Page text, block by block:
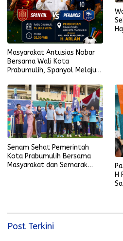
Masyarakat Antusias Nobar
Bersama Wali Kota
Prabumulih, Spanyol Melaju
Senam Sehat Pemerintah
Kota Prabumulih Bersama
Masyarakat dan Semarak
H
Post Terkini